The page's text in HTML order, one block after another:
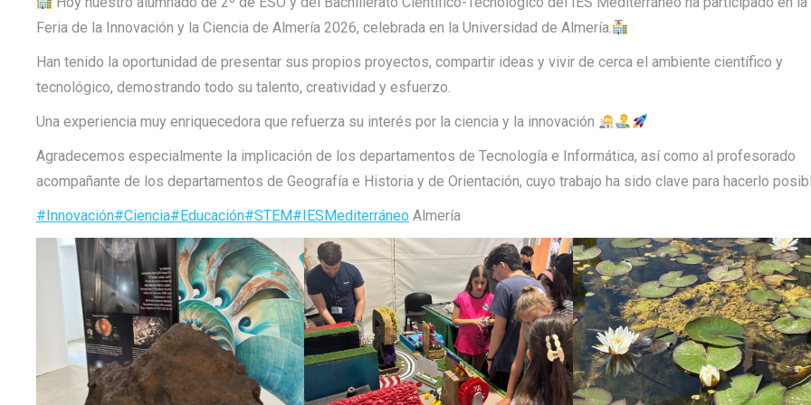
Feria de la Innovación y la Ciencia de Almería 2026, celebrada en la Universidad de Almería.
Han tenido la oportunidad de presentar sus propios proyectos, compartir ideas y vivir de cerca el ambiente científico y
tecnológico, demostrando todo su talento, creatividad y esfuerzo.
Una experiencia muy enriquecedora que refuerza su interés por la ciencia y la innovación
Agradecemos especialmente la implicación de los departamentos de Tecnología e Informática, así como al profesorado
acompañante de los departamentos de Geografía e Historia y de Orientación, cuyo trabajo ha sido clave para hacerlo
#Innovación#Ciencia#Educación#STEM#IESMediterráneo Almería